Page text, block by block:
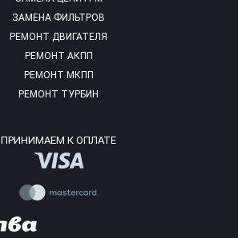
ЗАМЕНА ФИЛЬТРОВ
РЕМОНТ ДВИГАТЕЛЯ
РЕМОНТ АКПП
РЕМОНТ МКПП
РЕМОНТ ТУРБИН
ПРИНИМАЕМ К ОПЛАТЕ